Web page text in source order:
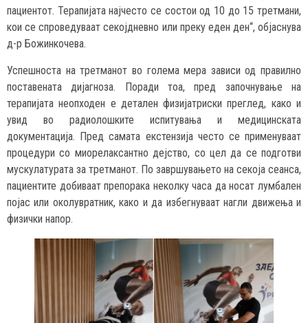
пациентот. Терапијата најчесто се состои од 10 до 15 третмани,
кои се спроведуваат секојдневно или преку еден ден“, објаснува
д-р Божинкочева.
Успешноста на третманот во голема мера зависи од правилно
поставената дијагноза. Поради тоа, пред започнување на
терапијата неопходен е деталeн физијатриски преглед, како и
увид во радиолошките испитувања и медицинската
документација. Пред самата екстензија често се применуваат
процедури со миорелаксантно дејство, со цел да се подготви
мускулатурата за третманот. По завршувањето на секоја сеанса,
пациентите добиваат препорака неколку часа да носат лумбален
појас или околувратник, како и да избегнуваат нагли движења и
физички напор.